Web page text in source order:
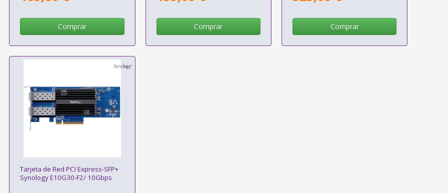
Comprar Comprar Comprar
Tarjeta de Red PCI Express-SFP+
Synology E10G30-F2/ 10Gbps